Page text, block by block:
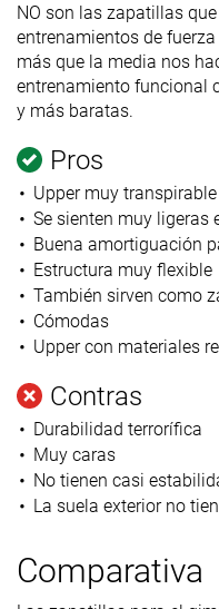
NO son las zapatillas
entrenamientos de
más que la media nos
entrenamiento funcional
y más baratas.
Pros
Upper muy transpirable
Se sienten muy ligeras
Buena amortiguación
Estructura muy flexible
También sirven como
Cómodas
Upper con materiales
Contras
Durabilidad terrorífica
Muy caras
No tienen casi
La suela exterior no
Comparativa